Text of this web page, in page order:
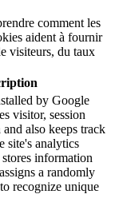
comment les
aident à fournir
visiteurs, du taux
by Google
visitor, session
also keeps track
site's analytics
information
a randomly
recognize unique